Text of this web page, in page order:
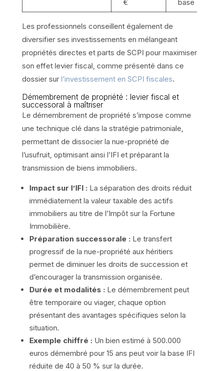
€ base IFI
Les professionnels conseillent également de
diversifier ses investissements en mélangeant
propriétés directes et parts de SCPI pour maximiser
son effet levier fiscal, comme présenté dans ce
dossier sur l’investissement en SCPI fiscales.
Démembrement de propriété : levier fiscal et
successoral à maîtriser
Le démembrement de propriété s’impose comme
une technique clé dans la stratégie patrimoniale,
permettant de dissocier la nue-propriété de
l’usufruit, optimisant ainsi l’IFI et préparant la
transmission de biens immobiliers.
Impact sur l’IFI : La séparation des droits réduit
immédiatement la valeur taxable des actifs
immobiliers au titre de l’Impôt sur la Fortune
Immobilière.
Préparation successorale : Le transfert
progressif de la nue-propriété aux héritiers
permet de diminuer les droits de succession et
d’encourager la transmission organisée.
Durée et modalités : Le démembrement peut
être temporaire ou viager, chaque option
présentant des avantages spécifiques selon la
situation.
Exemple chiffré : Un bien estimé à 500.000
euros démembré pour 15 ans peut voir la base IFI
réduite de 40 à 50 % sur la durée.